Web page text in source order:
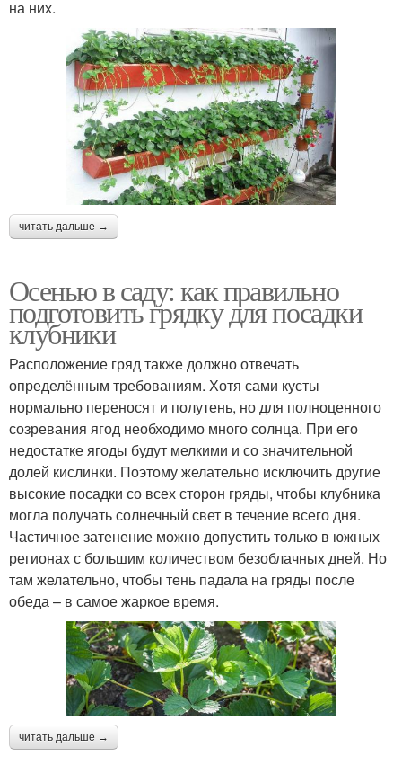
на них.
читать дальше →
Осенью в саду: как правильно
подготовить грядку для посадки
клубники
Расположение гряд также должно отвечать
определённым требованиям. Хотя сами кусты
нормально переносят и полутень, но для полноценного
созревания ягод необходимо много солнца. При его
недостатке ягоды будут мелкими и со значительной
долей кислинки. Поэтому желательно исключить другие
высокие посадки со всех сторон гряды, чтобы клубника
могла получать солнечный свет в течение всего дня.
Частичное затенение можно допустить только в южных
регионах с большим количеством безоблачных дней. Но
там желательно, чтобы тень падала на гряды после
обеда – в самое жаркое время.
читать дальше →